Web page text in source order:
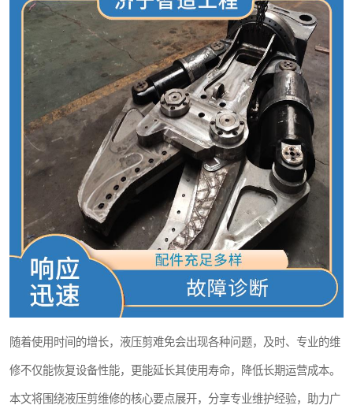
随着使用时间的增长，液压剪难免会出现各种问题，及时、专业的维
修不仅能恢复设备性能，更能延长其使用寿命，降低长期运营成本。
本文将围绕液压剪维修的核心要点展开，分享专业维护经验，助力广
伐木机
打桩机
枕木机
清扫器
挖树机
滚筒筛
挖掘机破碎斗